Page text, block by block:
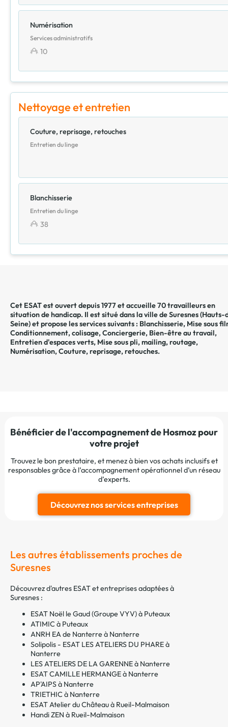
Numérisation
Services administratifs
10
Nettoyage et entretien
Couture, reprisage, retouches
Entretien du linge
Blanchisserie
Entretien du linge
38
Cet ESAT est ouvert depuis 1977 et accueille 70 travailleurs en
situation de handicap. Il est situé dans la ville deSuresnes(Hauts-
Seine) et propose les services suivants : Blanchisserie, Mise sous
Conditionnement, colisage,Conciergerie, Bien-être au travail,
Entretien d'espaces verts, Mise sous pli, mailing, routage,
Numérisation,Couture, reprisage, retouches.
Bénéficier de l'accompagnement de Hosmoz pour
votre projet
Trouvez le bon prestataire, et menez à bien vos achats inclusifs et
responsables grâce à l’accompagnement opérationnel d’un réseau
d’experts.
Découvrez nos services entreprises
Les autres établissements proches de
Suresnes
Découvrez d'autres ESAT et entreprises adaptées à
Suresnes :
ESAT Noël le Gaud (Groupe VYV) à Puteaux
ATIMIC à Puteaux
ANRH EA de Nanterre à Nanterre
Solipolis - ESAT LES ATELIERS DU PHARE à
Nanterre
LES ATELIERS DE LA GARENNE à Nanterre
ESAT CAMILLE HERMANGE à Nanterre
AP'AIPS à Nanterre
TRIETHIC à Nanterre
ESAT Atelier du Château à Rueil-Malmaison
Handi ZEN à Rueil-Malmaison